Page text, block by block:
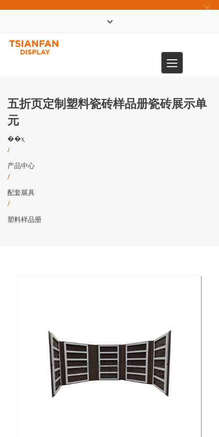
×
Toggle
navigation
五折页定制塑料瓷砖样品册瓷砖展示单
元
��ҳ
/
产品中心
/
配套展具
/
塑料样品册